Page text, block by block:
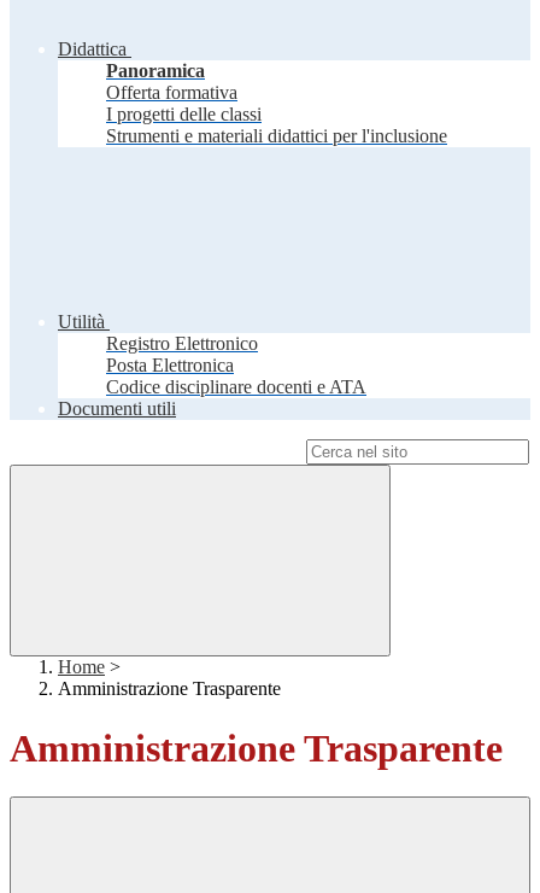
Didattica
Panoramica
Offerta formativa
I progetti delle classi
Strumenti e materiali didattici per l'inclusione
Utilità
Registro Elettronico
Posta Elettronica
Codice disciplinare docenti e ATA
Documenti utili
Home >
Amministrazione Trasparente
Amministrazione Trasparente